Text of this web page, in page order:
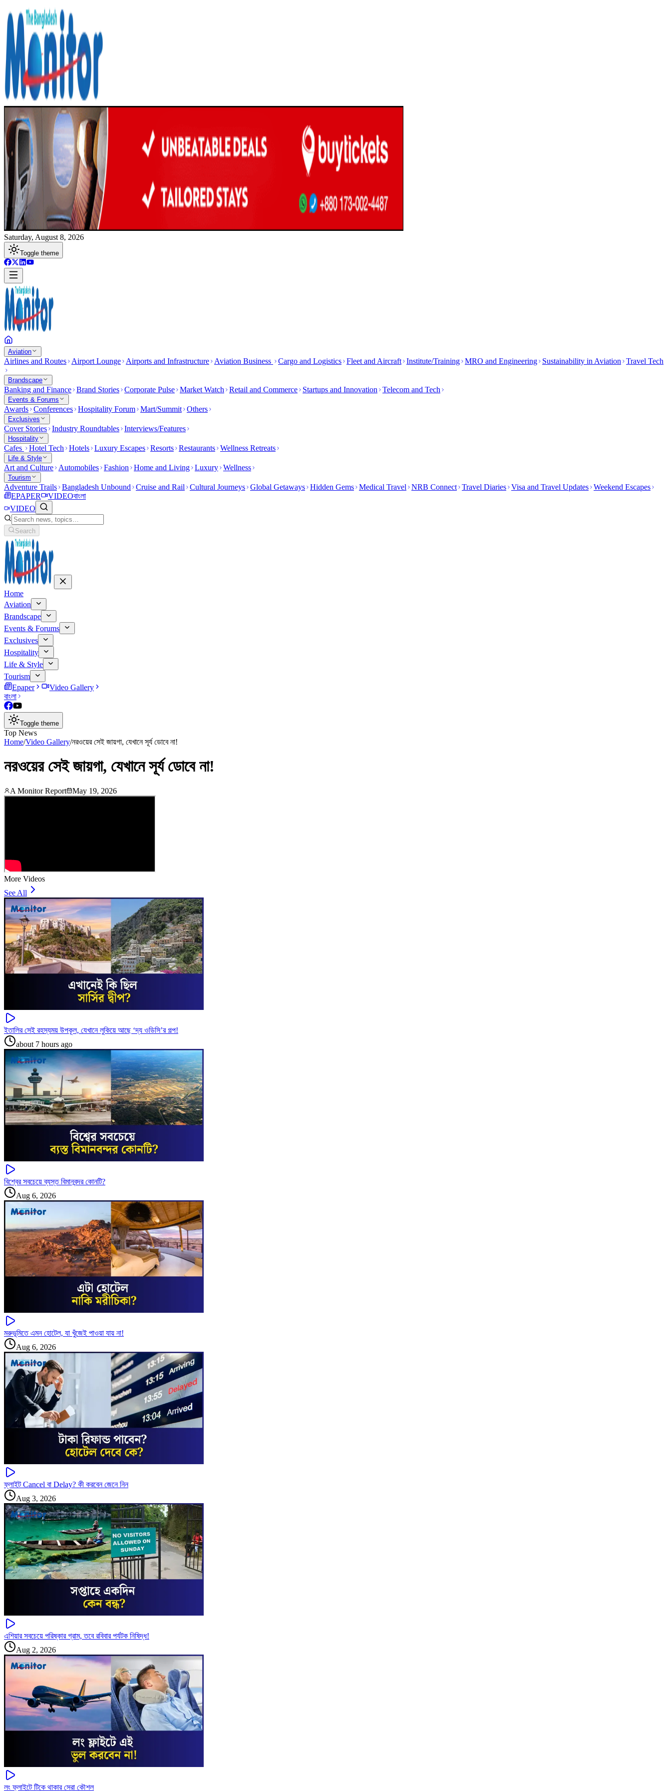
Saturday, August 8, 2026
Toggle theme
Aviation
Airlines and Routes Airport Lounge Airports and Infrastructure Aviation Business Cargo and Logistics Fleet and Aircraft Institute/Training MRO and Engineering Sustainability in Aviation Travel Tech
Brandscape
Banking and Finance Brand Stories Corporate Pulse Market Watch Retail and Commerce Startups and Innovation Telecom and Tech
Events & Forums
Awards Conferences Hospitality Forum Mart/Summit Others
Exclusives
Cover Stories Industry Roundtables Interviews/Features
Hospitality
Cafes Hotel Tech Hotels Luxury Escapes Resorts Restaurants Wellness Retreats
Life & Style
Art and Culture Automobiles Fashion Home and Living Luxury Wellness
Tourism
Adventure Trails Bangladesh Unbound Cruise and Rail Cultural Journeys Global Getaways Hidden Gems Medical Travel NRB Connect Travel Diaries Visa and Travel Updates Weekend Escapes
EPAPER
VIDEOবাংলা
VIDEO
Search
Home
Aviation
Brandscape
Events & Forums
Exclusives
Hospitality
Life & Style
Tourism
Epaper
Video Gallery
বাংলা
Toggle theme
Top News
Home/Video Gallery/নরওয়ের সেই জায়গা, যেখানে সূর্য ডোবে না!
নরওয়ের সেই জায়গা, যেখানে সূর্য ডোবে না!
A Monitor Report May 19, 2026
More Videos
See All
ইতালির সেই রহস্যময় উপকূল, যেখানে লুকিয়ে আছে ‘দ্য ওডিসি’র গল্প!
about 7 hours ago
বিশ্বের সবচেয়ে ব্যস্ত বিমানবন্দর কোনটি?
Aug 6, 2026
মরুভূমিতে এমন হোটেল, যা খুঁজেই পাওয়া যায় না!
Aug 6, 2026
ফ্লাইট Cancel বা Delay? কী করবেন জেনে নিন
Aug 3, 2026
এশিয়ার সবচেয়ে পরিষ্কার গ্রাম, তবে রবিবার পর্যটক নিষিদ্ধ!
Aug 2, 2026
লং ফ্লাইটে টিকে থাকার সেরা কৌশল